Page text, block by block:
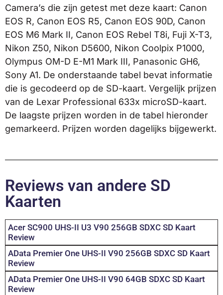
Camera’s die zijn getest met deze kaart: Canon
EOS R, Canon EOS R5, Canon EOS 90D, Canon
EOS M6 Mark II, Canon EOS Rebel T8i, Fuji X-T3,
Nikon Z50, Nikon D5600, Nikon Coolpix P1000,
Olympus OM-D E-M1 Mark III, Panasonic GH6,
Sony A1. De onderstaande tabel bevat informatie
die is gecodeerd op de SD-kaart. Vergelijk prijzen
van de Lexar Professional 633x microSD-kaart.
De laagste prijzen worden in de tabel hieronder
gemarkeerd. Prijzen worden dagelijks bijgewerkt.
Reviews van andere SD
Kaarten
Acer SC900 UHS-II U3 V90 256GB SDXC SD Kaart
Review
AData Premier One UHS-II V90 256GB SDXC SD Kaart
Review
AData Premier One UHS-II V90 64GB SDXC SD Kaart
Review